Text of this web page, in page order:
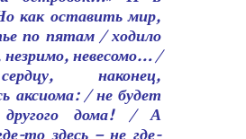
как оставить мир,
по пятам / ходило
незримо, невесомо… /
наконец,
аксиома: / не будет
дома! / А
то здесь – не где-